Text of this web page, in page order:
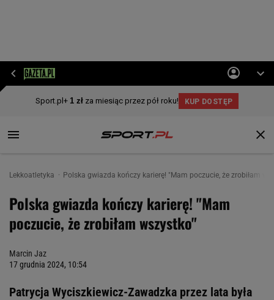
Lekkoatletyka Polska gwiazda kończy karierę! "Mam poczucie, że zrobiłam
Polska gwiazda kończy karierę! "Mam
poczucie, że zrobiłam wszystko"
Marcin Jaz
17 grudnia 2024, 10:54
Patrycja Wyciszkiewicz-Zawadzka przez lata była